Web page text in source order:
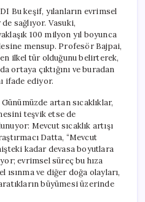
Bu keşif, yılanların evrimsel
sağlıyor. Vasuki,
100 milyon yıl boyunca
mensup. Profesör Bajpai,
ilkel tür olduğunu belirterek,
ortaya çıktığını ve buradan
ifade ediyor.
artan sıcaklıklar,
teşvik etse de
Mevcut sıcaklık artışı
Datta, “Mevcut
kadar devasa boyutlara
evrimsel süreç bu hıza
ve diğer doğa olayları,
büyümesi üzerinde